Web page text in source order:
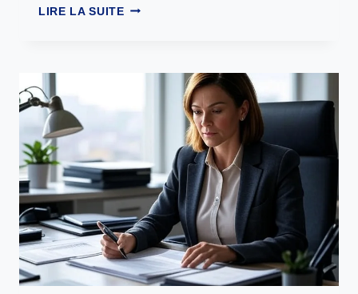
LIRE LA SUITEAPPLICATIONS
VOITURE
PENDANT
QUE
VOTRE
VÉHICULE
VOYAGE